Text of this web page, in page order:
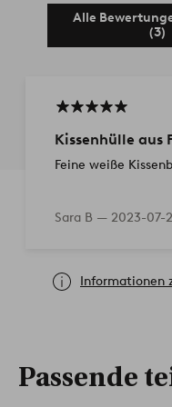
Alle
(3)
Kissenhülle aus
Feine weiße
Sara B — 2023-07-
Informationen
Passende